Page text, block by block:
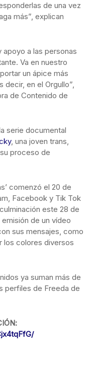
de una vez
más”, explican
apoyo a las personas
Va en nuestro
un ápice más
decir, en el Orgullo”,
de Contenido de
serie documental
, una joven trans,
proceso de
comenzó el 20 de
Facebook y Tik Tok
este 28 de
de un vídeo
sus mensajes, como
los colores diversos
ya suman más de
perfiles de Freeda de